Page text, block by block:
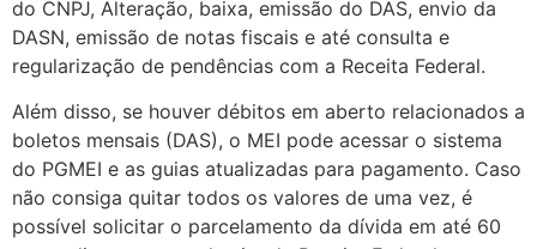
do CNPJ, Alteração, baixa, emissão do DAS, envio da
DASN, emissão de notas fiscais e até consulta e
regularização de pendências com a Receita Federal.
Além disso, se houver débitos em aberto relacionados a
boletos mensais (DAS), o MEI pode acessar o sistema
do PGMEI e as guias atualizadas para pagamento. Caso
não consiga quitar todos os valores de uma vez, é
possível solicitar o parcelamento da dívida em até 60